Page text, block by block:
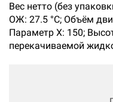
Вес нетто (без
ОЖ: 27.5 °C; Объём
Параметр Х: 150;
перекачиваемой